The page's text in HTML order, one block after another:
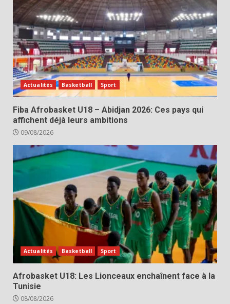
Actualités Basketball Sport
Fiba Afrobasket U18 – Abidjan 2026: Ces pays qui
affichent déjà leurs ambitions
09/08/2026
Actualités Basketball Sport
Afrobasket U18: Les Lionceaux enchaînent face à la
Tunisie
08/08/2026